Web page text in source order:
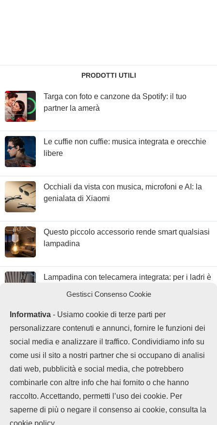
Gestisci Consenso Cookie
Informativa - Usiamo cookie di terze parti per
personalizzare contenuti e annunci, fornire le funzioni dei
social media e analizzare il traffico. Condividiamo info su
come usi il sito a nostri partner che si occupano di analisi
dati web, pubblicità e social media, che potrebbero
combinarle con altre info che hai fornito o che hanno
raccolto. Accettando, permetti l’uso dei cookie. Per
saperne di più o negare il consenso ai cookie, consulta la
cookie policy.
PRODOTTI UTILI
Targa con foto e canzone da Spotify: il tuo
partner la amerà
Le cuffie non cuffie: musica integrata e orecchie
libere
Occhiali da vista con musica, microfoni e AI: la
genialata di Xiaomi
Questo piccolo accessorio rende smart qualsiasi
lampadina
Lampadina con telecamera integrata: per i ladri è
Chi siamo Contatti Disclaimer
Privacy Policy
LEGGI ANCHE